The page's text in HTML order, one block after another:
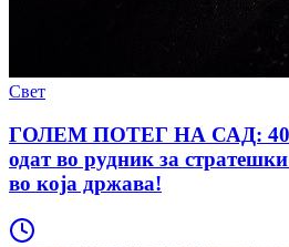
Свет
ГОЛЕМ ПОТЕГ НА САД:
одат во рудник за
во која држава!